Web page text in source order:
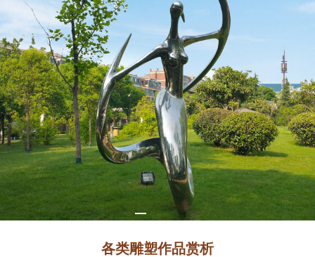
各类雕塑作品赏析